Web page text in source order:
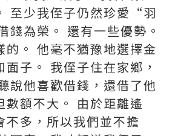
至少我侄子仍然珍愛“羽
為榮。 還有一些優勢。
的。 他毫不猶豫地選擇金
子。 我侄子住在家鄉，
說他喜歡借錢，還借了他
數額不大。 由於距離遙
不多，所以我們並不擔